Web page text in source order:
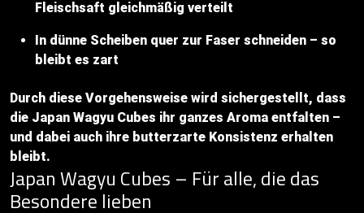
Fleischsaft gleichmäßig verteilt
In dünne Scheiben quer zur Faser schneiden – so
bleibt es zart
Durch diese Vorgehensweise wird sichergestellt, dass
die Japan Wagyu Cubes ihr ganzes Aroma entfalten –
und dabei auch ihre butterzarte Konsistenz erhalten
bleibt.
Japan Wagyu Cubes – Für alle, die das
Besondere lieben